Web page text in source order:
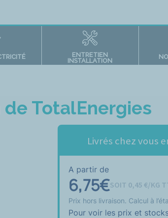
ENTRETIEN
INSTALLATION
TotalEnergies
Livrés chez vous
A partir de
6,75€SOIT 0,45 €/KG
Prix hors livraison. Calcul à
Pour voir les prix et